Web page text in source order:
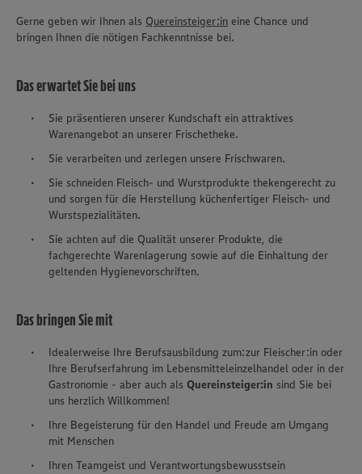
Gerne geben wir Ihnen als Quereinsteiger:in eine Chance und
bringen Ihnen die nötigen Fachkenntnisse bei.
Das erwartet Sie bei uns
Sie präsentieren unserer Kundschaft ein attraktives
Warenangebot an unserer Frischetheke.
Sie verarbeiten und zerlegen unsere Frischwaren.
Sie schneiden Fleisch- und Wurstprodukte thekengerecht zu
und sorgen für die Herstellung küchenfertiger Fleisch- und
Wurstspezialitäten.
Sie achten auf die Qualität unserer Produkte, die
fachgerechte Warenlagerung sowie auf die Einhaltung der
geltenden Hygienevorschriften.
Das bringen Sie mit
Idealerweise Ihre Berufsausbildung zum:zur Fleischer:in oder
Ihre Berufserfahrung im Lebensmitteleinzelhandel oder in der
Gastronomie - aber auch als Quereinsteiger:in sind Sie bei
uns herzlich Willkommen!
Ihre Begeisterung für den Handel und Freude am Umgang
mit Menschen
Ihren Teamgeist und Verantwortungsbewusstsein